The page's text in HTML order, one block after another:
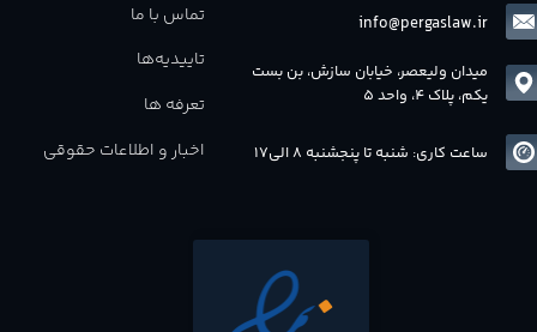
تماس با ما
تاییدیه‌ها
تعرفه ها
اخبار و اطلاعات حقوقی
info@pergaslaw.ir
میدان ولیعصر، خیابان سازش، بن بست
یکم، پلاک 4، واحد 5
ساعت کاری: شنبه تا پنجشنبه 8 الی17